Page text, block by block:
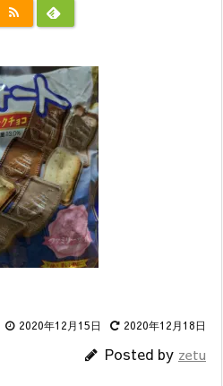
2020年12月15日 2020年12月18日
Posted by zetu